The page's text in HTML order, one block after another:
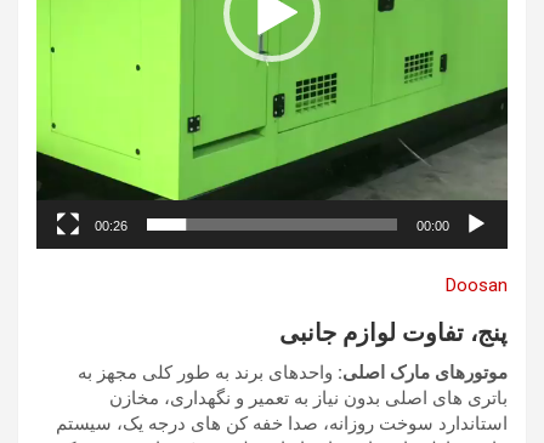
00:00
00:26
Doosan
پنج، تفاوت لوازم جانبی
موتورهای مارک اصلی: واحدهای برند به طور کلی مجهز به
باتری های اصلی بدون نیاز به تعمیر و نگهداری، مخازن
استاندارد سوخت روزانه، صدا خفه کن های درجه یک، سیستم